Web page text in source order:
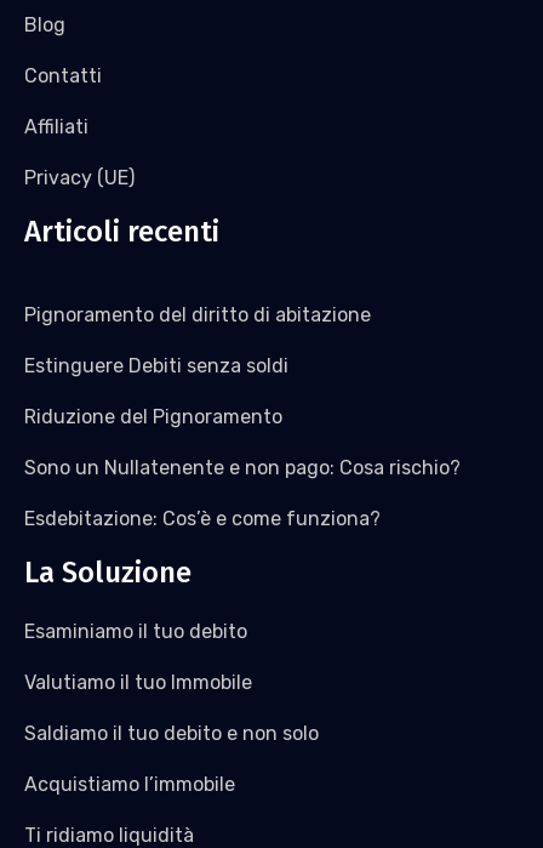
Blog
Contatti
Affiliati
Privacy (UE)
Articoli recenti
Pignoramento del diritto di abitazione
Estinguere Debiti senza soldi
Riduzione del Pignoramento
Sono un Nullatenente e non pago: Cosa rischio?
Esdebitazione: Cos’è e come funziona?
La Soluzione
Esaminiamo il tuo debito
Valutiamo il tuo Immobile
Saldiamo il tuo debito e non solo
Acquistiamo l’immobile
Ti ridiamo liquidità